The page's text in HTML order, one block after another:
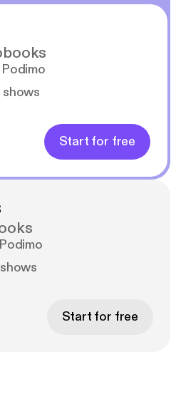
shows
Start for free
Start for free